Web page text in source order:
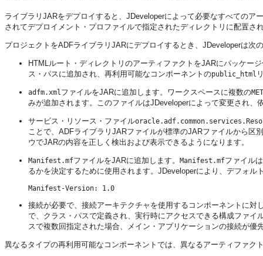
ライブラリJARをデプロイすると、JDeveloperによって必要なすべての
されてデプロイメント・プロファイルで指定されたディレクトリに配置
プロジェクトをADFライブラリJARにデプロイするとき、JDeveloperは次
HTMLルート・ディレクトリのアーティファクトをJARにパッケー
ス・パスに追加され、再利用可能なコンポーネントのpublic_html
adfm.xml ファイルをJARに追加します。ワークスペースに複数の
みが追加されます。このファイルはJDeveloperによって変更され、
サービス・リソース・ファイル
ことで、ADFライブラリJARファイルが標準のJARファイルから
ウでJARの内容を正しく検出および表示できるようになります。
Manifest.mfファイルをJARに追加します。 Manifest.mfファイル
るかを決定するために使用されます。JDeveloperにより、デフォ
接続が必要で、接続アーキテクチャを使用するコンポーネントに対
で、クラス・パスで定義され、実行時にアクセスできる構成ファ
スで複数回指定された場合、メイン・アプリケーションの接続が優
異なるタイプの再利用可能なコンポーネントでは、異なるアーティファ